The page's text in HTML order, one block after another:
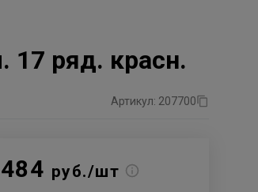
17 ряд. красн.
Артикул: 207700
484 руб./шт